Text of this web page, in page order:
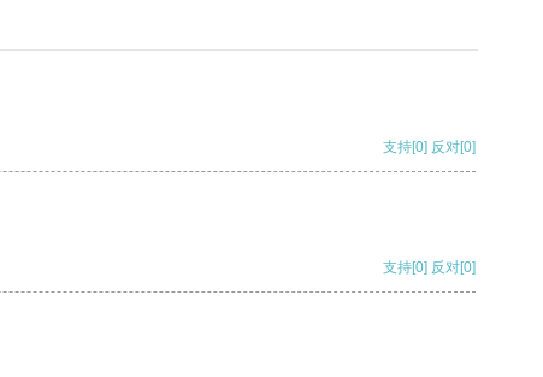
支持[0] 反对[0]
支持[0] 反对[0]